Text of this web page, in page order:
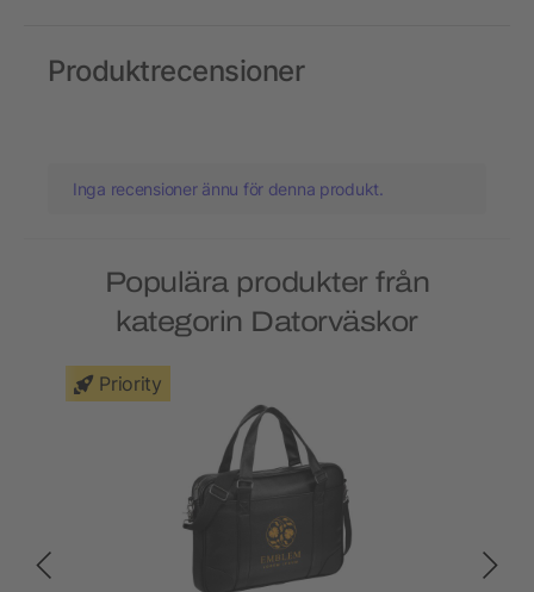
Produktrecensioner
Inga recensioner ännu för denna produkt.
Populära produkter från
kategorin Datorväskor
Priority